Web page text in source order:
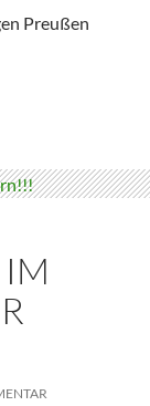
Preußen